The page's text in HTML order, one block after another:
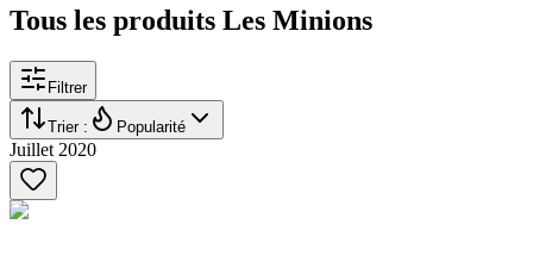
Tous les produits Les Minions
Filtrer
Trier : Popularité
Juillet 2020